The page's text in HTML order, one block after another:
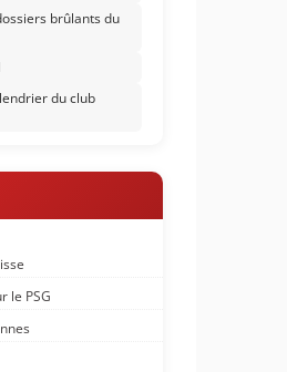
brûlants du
du club
le PSG